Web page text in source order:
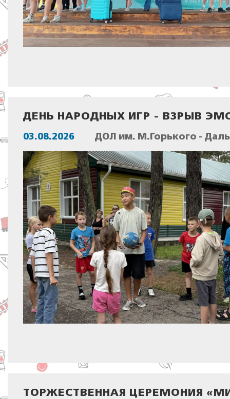
ДЕНЬ НАРОДНЫХ ИГР - ВЗРЫВ
03.08.2026 ДОЛ им. М.Горького -
ТОРЖЕСТВЕННАЯ ЦЕРЕМОНИЯ